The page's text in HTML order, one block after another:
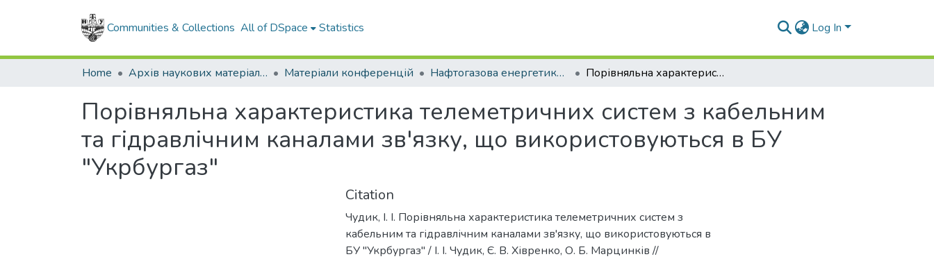
Communities & Collections All of DSpace Statistics Log In
Home Архів наукових матеріалів Матеріали конференцій Нафтогазова енергетика - 2017 Порівняльна характеристика телеметричних систем з кабельним та гідравлічним каналами зв'язку, що використовуються в БУ "Укрбургаз"
Порівняльна характеристика телеметричних систем з кабельним
та гідравлічним каналами зв'язку, що використовуються в БУ
"Укрбургаз"
Citation
Чудик, І. І. Порівняльна характеристика телеметричних систем з
кабельним та гідравлічним каналами зв'язку, що використовуються в
БУ "Укрбургаз" / І. І. Чудик, Є. В. Хівренко, О. Б. Марцинків //